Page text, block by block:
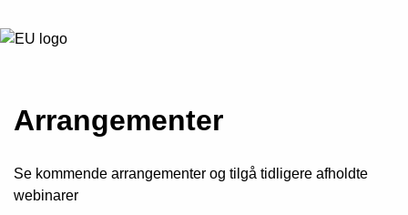
Arrangementer
Se kommende arrangementer og tilgå tidligere afholdte
webinarer